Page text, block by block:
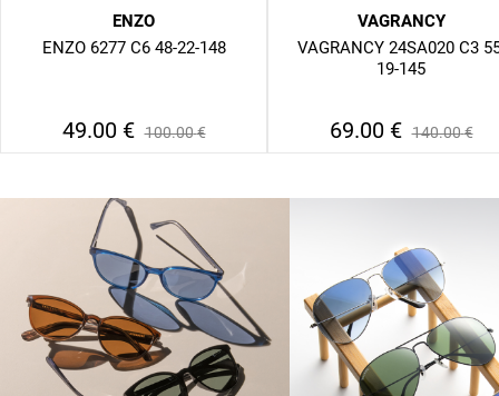
ENZO
ENZO 6277 C6 48-22-148
49.00 € 100.00€
VAGRANCY
VAGRANCY 24SA020 C3
19-145
69.00 € 140.00€